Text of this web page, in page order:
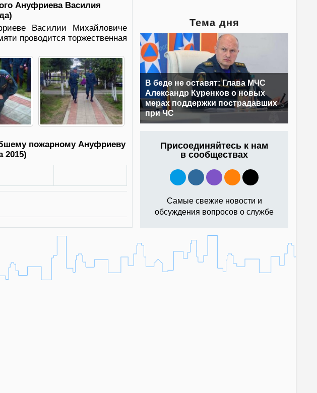
Ануфриева Василия
Василии Михайловиче
проводится торжественная
пожарному Ануфриеву
2015)
Тема дня
В беде не оставят: Глава МЧС
Александр Куренков о новых
мерах поддержки пострадавших
при ЧС
Присоединяйтесь к нам
в сообществах
Самые свежие новости и
обсуждения вопросов о службе